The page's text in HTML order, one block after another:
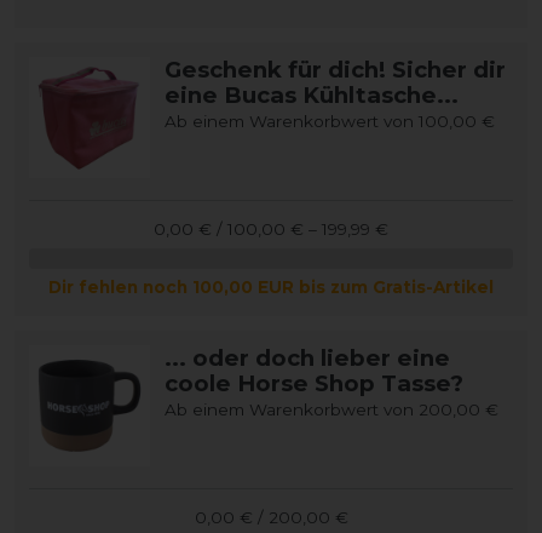
Geschenk für dich! Sicher dir
eine Bucas Kühltasche...
Ab einem Warenkorbwert von 100,00 €
0,00 € / 100,00 € – 199,99 €
Dir fehlen noch 100,00 EUR bis zum Gratis-Artikel
... oder doch lieber eine
coole Horse Shop Tasse?
Ab einem Warenkorbwert von 200,00 €
0,00 € / 200,00 €